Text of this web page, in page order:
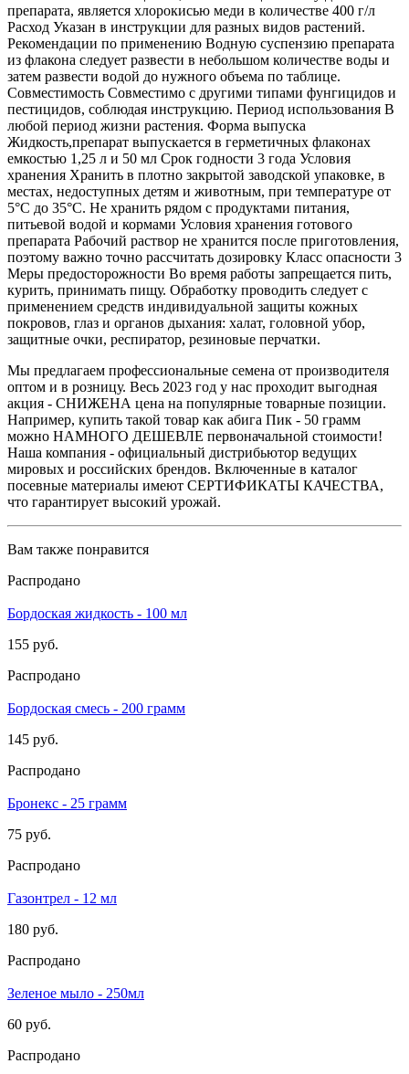
препарата, является хлорокисью меди в количестве 400 г/л
Расход Указан в инструкции для разных видов растений.
Рекомендации по применению Водную суспензию препарата
из флакона следует развести в небольшом количестве воды и
затем развести водой до нужного объема по таблице.
Совместимость Совместимо с другими типами фунгицидов и
пестицидов, соблюдая инструкцию. Период использования В
любой период жизни растения. Форма выпуска
Жидкость,препарат выпускается в герметичных флаконах
емкостью 1,25 л и 50 мл Срок годности 3 года Условия
хранения Хранить в плотно закрытой заводской упаковке, в
местах, недоступных детям и животным, при температуре от
5°С до 35°С. Не хранить рядом с продуктами питания,
питьевой водой и кормами Условия хранения готового
препарата Рабочий раствор не хранится после приготовления,
поэтому важно точно рассчитать дозировку Класс опасности 3
Меры предосторожности Во время работы запрещается пить,
курить, принимать пищу. Обработку проводить следует с
применением средств индивидуальной защиты кожных
покровов, глаз и органов дыхания: халат, головной убор,
защитные очки, респиратор, резиновые перчатки.
Мы предлагаем профессиональные семена от производителя
оптом и в розницу. Весь 2023 год у нас проходит выгодная
акция - СНИЖЕНА цена на популярные товарные позиции.
Например, купить такой товар как абига Пик - 50 грамм
можно НАМНОГО ДЕШЕВЛЕ первоначальной стоимости!
Наша компания - официальный дистрибьютор ведущих
мировых и российских брендов. Включенные в каталог
посевные материалы имеют СЕРТИФИКАТЫ КАЧЕСТВА,
что гарантирует высокий урожай.
Вам также понравится
Распродано
Бордоская жидкость - 100 мл
155 руб.
Распродано
Бордоская смесь - 200 грамм
145 руб.
Распродано
Бронекс - 25 грамм
75 руб.
Распродано
Газонтрел - 12 мл
180 руб.
Распродано
Зеленое мыло - 250мл
60 руб.
Распродано